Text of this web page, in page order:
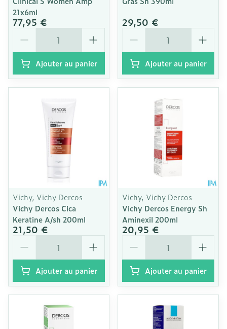
21x6ml
77,95 €
Ajouter au panier
29,50 €
Ajouter au panier
Vichy, Vichy Dercos
Vichy Dercos Cica
Keratine A/sh 200ml
21,50 €
Ajouter au panier
Vichy, Vichy Dercos
Vichy Dercos Energy Sh
Aminexil 200ml
20,95 €
Ajouter au panier